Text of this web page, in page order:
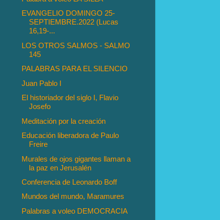
EVANGELIO DOMINGO 25-
SEPTIEMBRE.2022 (Lucas
16,19-...
LOS OTROS SALMOS - SALMO
145
PALABRAS PARA EL SILENCIO
Juan Pablo I
El historiador del siglo I, Flavio
Josefo
Meditación por la creación
Educación liberadora de Paulo
Freire
Murales de ojos gigantes llaman a
la paz en Jerusalén
Conferencia de Leonardo Boff
Mundos del mundo, Maramures
Palabras a voleo DEMOCRACIA